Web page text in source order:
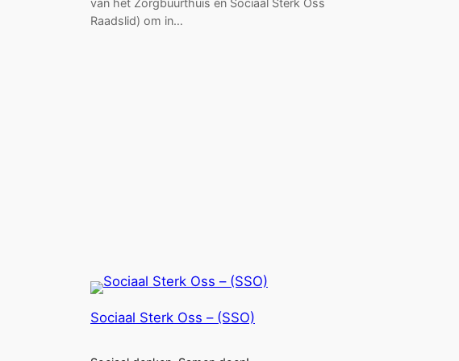
Raadslid) om in…
Sociaal Sterk Oss – (SSO)